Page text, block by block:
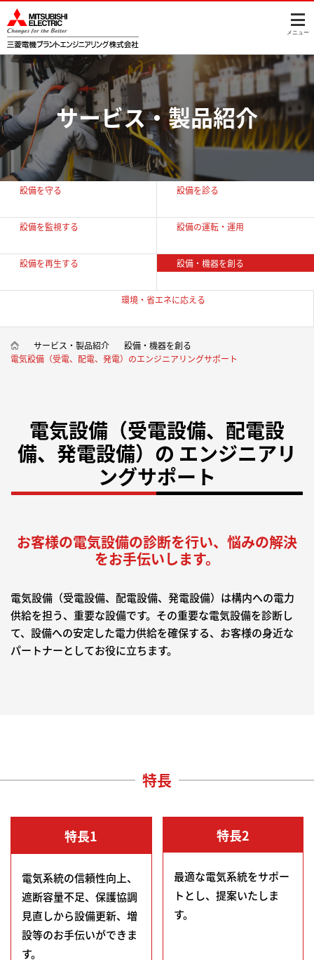
メニュー
サービス・製品紹介
設備を守る 設備を診る
設備を監視する 設備の運転・運用
設備を再生する 設備・機器を創る
環境・省エネに応える
サービス・製品紹介
設備・機器を創る
電気設備（受電、配電、発電）のエンジニアリングサポート
電気設備（受電設備、配電設
備、発電設備）の エンジニアリ
ングサポート
お客様の電気設備の診断を行い、悩みの解決
をお手伝いします。
電気設備（受電設備、配電設備、発電設備）は構内への電力
供給を担う、重要な設備です。その重要な電気設備を診断し
て、設備への安定した電力供給を確保する、お客様の身近な
パートナーとしてお役に立ちます。
特長
特長1
電気系統の信頼性向上、
遮断容量不足、保護協調
見直しから設備更新、増
設等のお手伝いができま
す。
特長2
最適な電気系統をサポー
トとし、提案いたしま
す。